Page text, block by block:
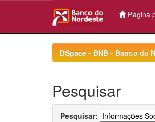
Página
DSpace - BNB - Banco do
Pesquisar
Pesquisar: